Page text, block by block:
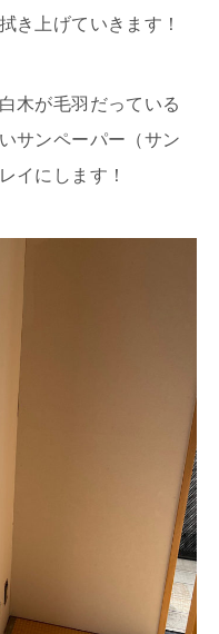
き上げていきます！
木が毛羽だっている
サンペーパー（サン
イにします！